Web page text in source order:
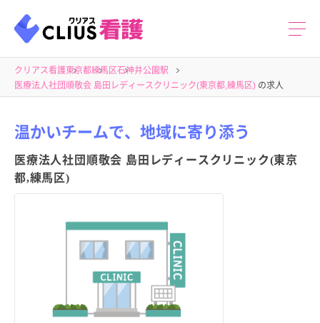
クリアス看護東京都練馬区石神井公園駅
医療法人社団順敬会 島田レディースクリニック(東京都,練馬区) の求人
温かいチームで、地域に寄り添う
医療法人社団順敬会 島田レディースクリニック(東京
都,練馬区)